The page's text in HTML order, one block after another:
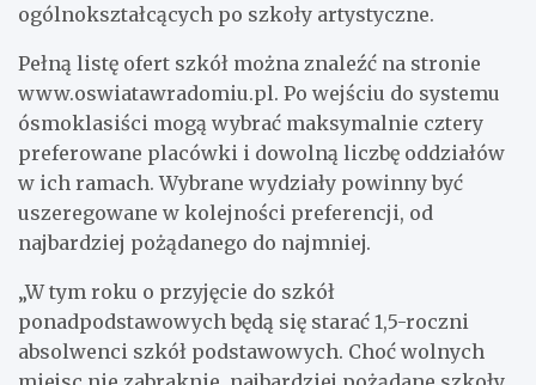
ogólnokształcących po szkoły artystyczne.
Pełną listę ofert szkół można znaleźć na stronie
www.oswiatawradomiu.pl. Po wejściu do systemu
ósmoklasiści mogą wybrać maksymalnie cztery
preferowane placówki i dowolną liczbę oddziałów
w ich ramach. Wybrane wydziały powinny być
uszeregowane w kolejności preferencji, od
najbardziej pożądanego do najmniej.
„W tym roku o przyjęcie do szkół
ponadpodstawowych będą się starać 1,5-roczni
absolwenci szkół podstawowych. Choć wolnych